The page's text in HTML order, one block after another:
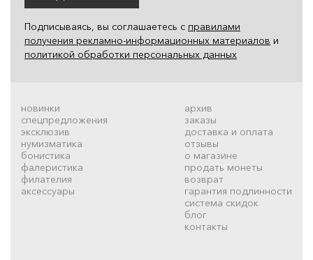
Подписываясь, вы соглашаетесь с правилами
получения рекламно-информационных материалов и
политикой обработки персональных данных
новинки
спецпредложения
эксклюзив
нумизматика
бонистика
фалеристика
филателия
аксессуары
архив
заказы
доставка и оплата
отзывы
о магазине
продать монеты
возврат
гарантия подлинности
система скидок
блог
контакты